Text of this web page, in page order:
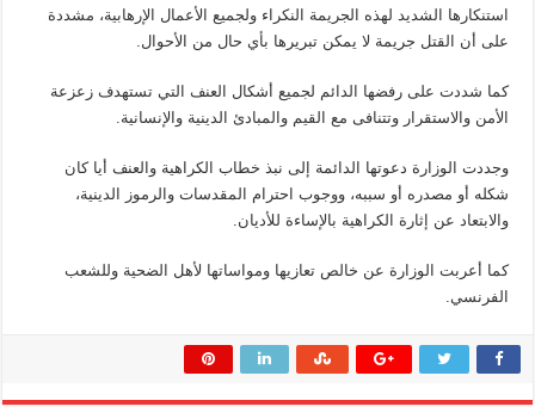
استنكارها الشديد لهذه الجريمة النكراء ولجميع الأعمال الإرهابية، مشددة
على أن القتل جريمة لا يمكن تبريرها بأي حال من الأحوال.
كما شددت على رفضها الدائم لجميع أشكال العنف التي تستهدف زعزعة
الأمن والاستقرار وتتنافى مع القيم والمبادئ الدينية والإنسانية.
وجددت الوزارة دعوتها الدائمة إلى نبذ خطاب الكراهية والعنف أيا كان
شكله أو مصدره أو سببه، ووجوب احترام المقدسات والرموز الدينية،
والابتعاد عن إثارة الكراهية بالإساءة للأديان.
كما أعربت الوزارة عن خالص تعازيها ومواساتها لأهل الضحية وللشعب
الفرنسي.